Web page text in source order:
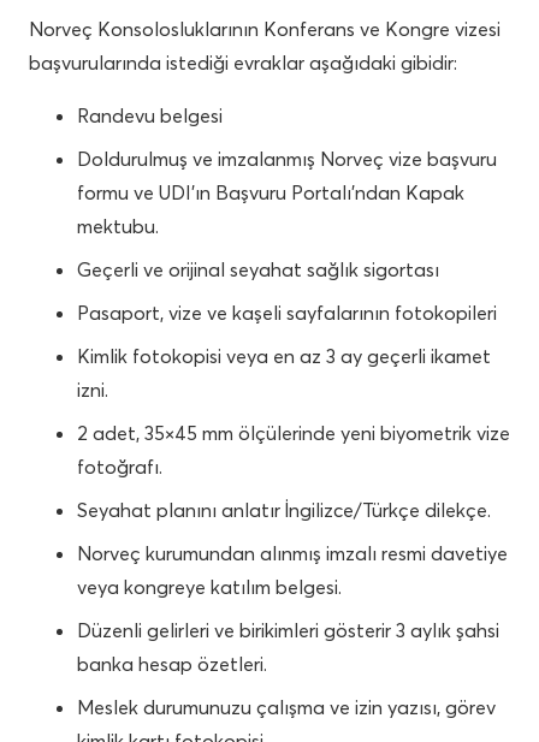
Norveç Konsolosluklarının Konferans ve Kongre vizesi
başvurularında istediği evraklar aşağıdaki gibidir:
Randevu belgesi
Doldurulmuş ve imzalanmış Norveç vize başvuru
formu ve UDI’ın Başvuru Portalı’ndan Kapak
mektubu.
Geçerli ve orijinal seyahat sağlık sigortası
Pasaport, vize ve kaşeli sayfalarının fotokopileri
Kimlik fotokopisi veya en az 3 ay geçerli ikamet
izni.
2 adet, 35×45 mm ölçülerinde yeni biyometrik vize
fotoğrafı.
Seyahat planını anlatır İngilizce/Türkçe dilekçe.
Norveç kurumundan alınmış imzalı resmi davetiye
veya kongreye katılım belgesi.
Düzenli gelirleri ve birikimleri gösterir 3 aylık şahsi
banka hesap özetleri.
Meslek durumunuzu çalışma ve izin yazısı, görev